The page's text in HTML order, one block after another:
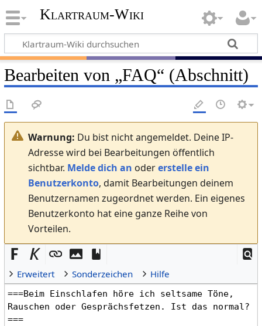
Klartraum-Wiki
Bearbeiten von „FAQ“ (Abschnitt)
Warnung: Du bist nicht angemeldet. Deine IP-
Adresse wird bei Bearbeitungen öffentlich
sichtbar. Melde dich an odererstelle ein
Benutzerkonto, damit Bearbeitungen deinem
Benutzernamen zugeordnet werden. Ein eigenes
Benutzerkonto hat eine ganze Reihe von
Vorteilen.
Erweitert Sonderzeichen Hilfe